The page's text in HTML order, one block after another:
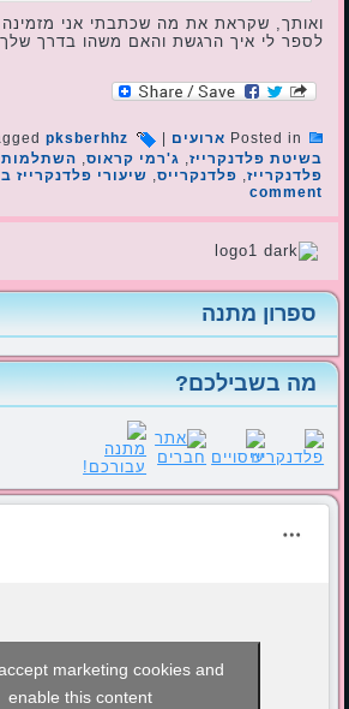
ואותך, שקראת את מה שכתבתי אני
לספר לי איך הרגשת והאם משהו בדרך
Posted in ארועים pksberhhz
בשיטת פלדנקרייז, ג'רמי קראוס, השתלמות
פלדנקרייז, פלדנקרייס, שיעורי פלדנקרייז
comment
ספרון מתנה
מה בשבילכם?
marketing cookies and
enable this content